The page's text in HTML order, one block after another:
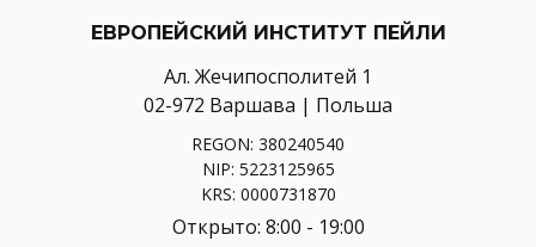
ЕВРОПЕЙСКИЙ ИНСТИТУТ ПЕЙЛИ
Ал. Жечипосполитей 1
02-972 Варшава | Польша
REGON: 380240540
NIP: 5223125965
KRS: 0000731870
Открыто: 8:00 - 19:00